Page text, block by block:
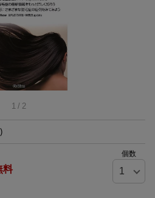
1 / 2
料
個数